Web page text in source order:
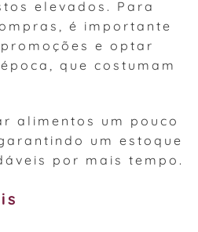
elevados. Para
é importante
e optar
que costumam
alimentos um pouco
um estoque
por mais tempo.